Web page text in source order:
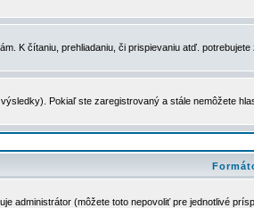
K čítaniu, prehliadaniu, či prispievaniu atď.
Pokiaľ ste zaregistrovaný a stále nemôžete
administrátor (môžete toto nepovoliť pre jednotlivé